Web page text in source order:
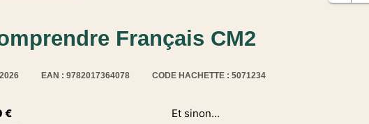
Français CM2
EAN : 9782017364078 CODE HACHETTE : 5071234
€
Et sinon...